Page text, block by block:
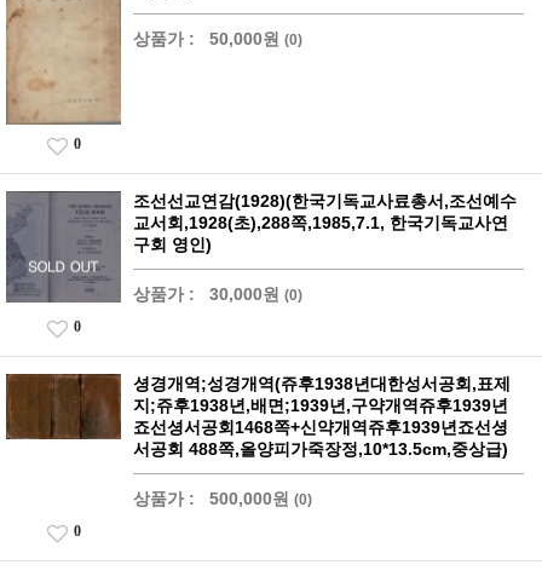
상품가 : 50,000원 (0)
0
조선선교연감(1928)(한국기독교사료총서,조선예수
교서회,1928(초),288쪽,1985,7.1, 한국기독교사연
구회 영인)
상품가 : 30,000원 (0)
0
셩경개역;성경개역(쥬후1938년대한성서공회,표제
지;쥬후1938년,배면;1939년,구약개역쥬후1939년
죠선셩서공회1468쪽+신약개역쥬후1939년죠선셩
서공회 488쪽,올양피가죽장정,10*13.5cm,중상급)
상품가 : 500,000원 (0)
0